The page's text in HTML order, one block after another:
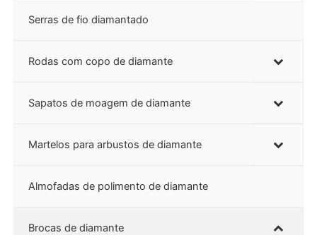
Serras de fio diamantado
Rodas com copo de diamante
Sapatos de moagem de diamante
Martelos para arbustos de diamante
Almofadas de polimento de diamante
Brocas de diamante